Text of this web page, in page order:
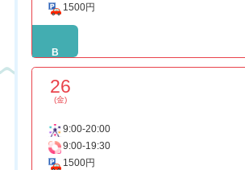
1500円
B
26
(金)
9:00-20:00
9:00-19:30
1500円